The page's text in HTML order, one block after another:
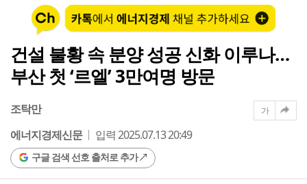
건설 불황 속 분양 성공 신화 이루나…
부산 첫 ‘르엘’ 3만여명 방문
조탁만
에너지경제신문
입력 2025.07.13 20:49
구글 검색 선호 출처로 추가
가